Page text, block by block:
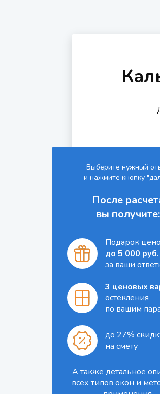
Выберите нужный
и нажмите кнопку
После
вы получите:
Подарок
до 5 000 руб.
за ваши
3 ценовых
остекления
по вашим
до 27%
на смету
А также детальное
всех типов окон и